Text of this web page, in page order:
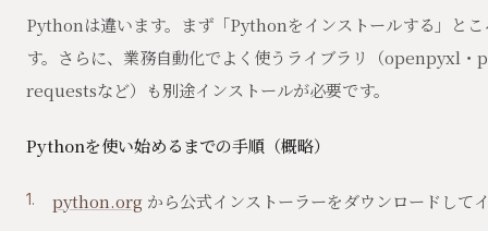
Pythonは違います。まず「Pythonをインストールする」とこ
す。さらに、業務自動化でよく使うライブラリ（openpyxl・
requestsなど）も別途インストールが必要です。
Pythonを使い始めるまでの手順（概略）
python.org から公式インストーラーをダウンロードして